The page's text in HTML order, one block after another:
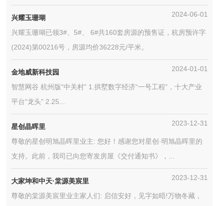
兴耀玉珊瑚 2024-06-01
兴耀玉珊瑚已领3#、5#、 6#共160套房源的预售证，杭房预许字
(2024)第00216号，房源均价36228元/平米。
金地威新科技园 2024-01-01
智慧网谷 杭州版“中关村” 1.拱墅数字经济“一号工程”，十大产业
平台“龙头” 2.25...
星创晶晖里 2023-12-31
尊敬的星创明旭晶晖里业主: 您好！感谢您对星创·明旭晶晖里的
支持。此前，我司已向您寄发房屋《交付通知书》，...
大家坤和中天·棠源美宸里 2023-12-31
尊敬的棠源美宸里业主家人们: 启信安好，见字如晤!万物冬藏，